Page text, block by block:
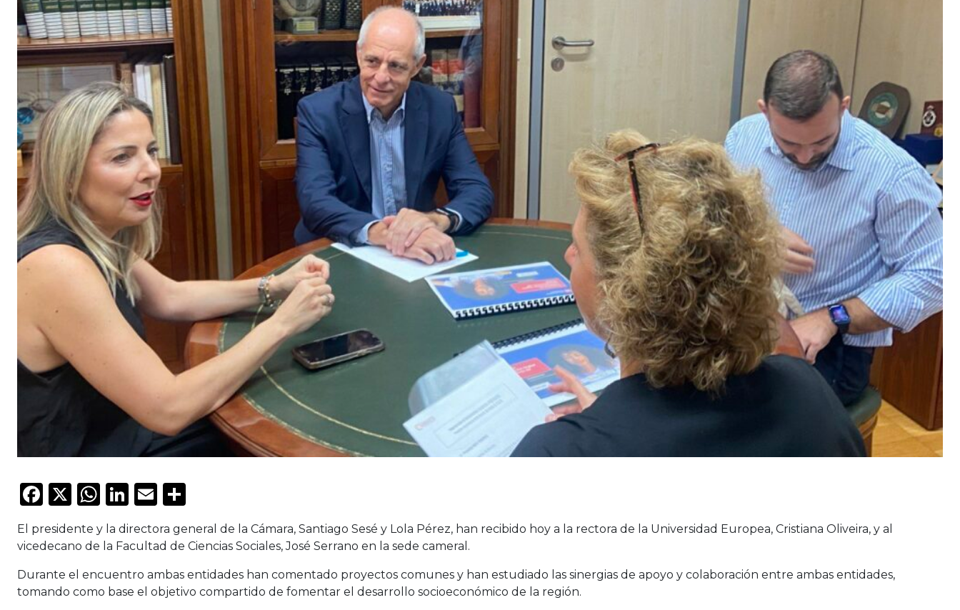
Facebook
X WhatsApp
LinkedIn
Email
El presidente y la directora general de la Cámara, Santiago Sesé y Lola Pérez, han recibido hoy a la rectora de la Universidad Europea, Cristiana Oliveira, y al
vicedecano de la Facultad de Ciencias Sociales, José Serrano en la sede cameral.
Durante el encuentro ambas entidades han comentado proyectos comunes y han estudiado las sinergias de apoyo y colaboración entre ambas entidades,
tomando como base el objetivo compartido de fomentar el desarrollo socioeconómico de la región.